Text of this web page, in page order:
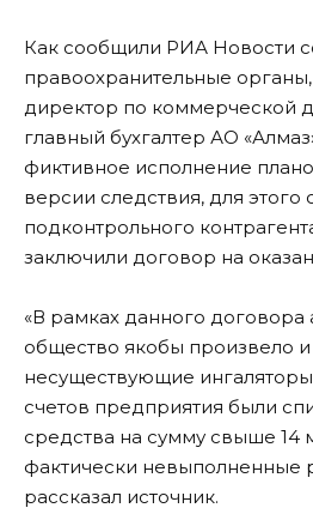
Как сообщили РИА Новости
правоохранительные органы,
директор по коммерческой
главный бухгалтер АО
фиктивное исполнение
версии следствия, для этого
подконтрольного
заключили договор на
«В рамках данного
общество якобы произвело и
несуществующие
счетов предприятия были
средства на сумму свыше 14
фактически невыполненные
рассказал источник.